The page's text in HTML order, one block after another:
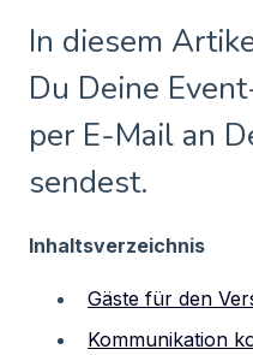
In diesem
Du Deine
per E-Mail an
sendest.
Inhaltsverzeichnis
Gäste für den
Kommunikation